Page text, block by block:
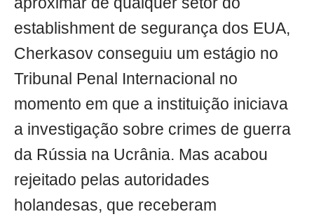
establishment de segurança dos EUA,
Cherkasov conseguiu um estágio no
Tribunal Penal Internacional no
momento em que a instituição iniciava
a investigação sobre crimes de guerra
da Rússia na Ucrânia. Mas acabou
rejeitado pelas autoridades
holandesas, que receberam